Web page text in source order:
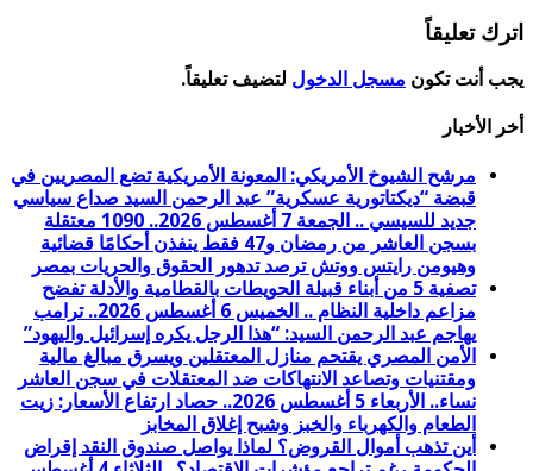
اترك تعليقاً
يجب أنت تكون مسجل الدخول لتضيف تعليقاً.
أخر الأخبار
مرشح الشيوخ الأمريكي: المعونة الأمريكية تضع المصريين في
قبضة “ديكتاتورية عسكرية” عبد الرحمن السيد صداع سياسي
جديد للسيسي .. الجمعة 7 أغسطس 2026.. 1090 معتقلة
بسجن العاشر من رمضان و47 فقط ينفذن أحكامًا قضائية
وهيومن رايتس ووتش ترصد تدهور الحقوق والحريات بمصر
تصفية 5 من أبناء قبيلة الحويطات بالقطامية والأدلة تفضح
مزاعم داخلية النظام .. الخميس 6 أغسطس 2026.. ترامب
يهاجم عبد الرحمن السيد: “هذا الرجل يكره إسرائيل واليهود”
الأمن المصري يقتحم منازل المعتقلين ويسرق مبالغ مالية
ومقتنيات وتصاعد الانتهاكات ضد المعتقلات في سجن العاشر
نساء.. الأربعاء 5 أغسطس 2026.. حصاد ارتفاع الأسعار: زيت
الطعام والكهرباء والخبز وشبح إغلاق المخابز
أين تذهب أموال القروض؟ لماذا يواصل صندوق النقد إقراض